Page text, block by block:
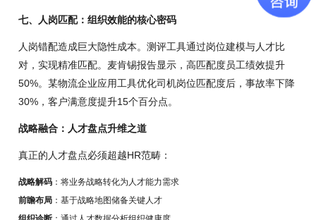
七、人岗匹配：组织效能的核心密码
人岗错配造成巨大隐性成本。测评工具通过岗位建模与人才比
对，实现精准匹配。麦肯锡报告显示，高匹配度员工绩效提升
50%。某物流企业应用工具优化司机岗位匹配度后，事故率下降
30%，客户满意度提升15个百分点。
战略融合：人才盘点升维之道
真正的人才盘点必须超越HR范畴：
战略解码 ：将业务战略转化为人才能力需求
前瞻布局 ：基于战略地图储备关键人才